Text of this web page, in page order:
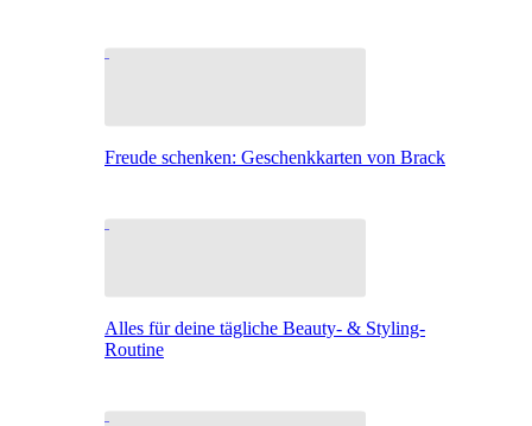
Freude schenken: Geschenkkarten von Brack
Alles für deine tägliche Beauty- & Styling-
Routine